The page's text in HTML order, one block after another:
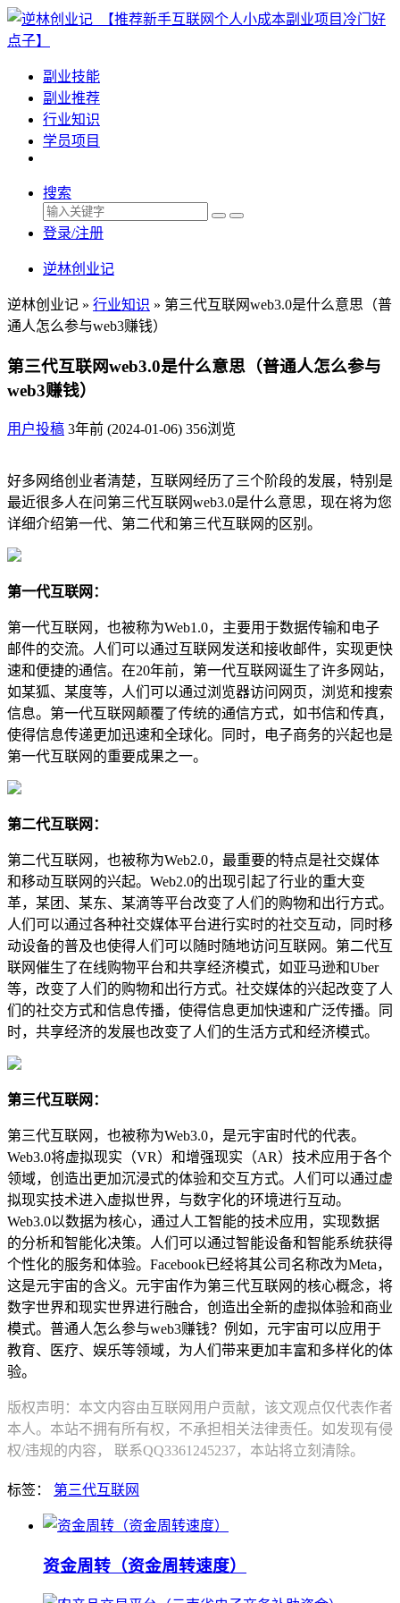
副业技能
副业推荐
行业知识
学员项目
搜索
登录/注册
逆林创业记
逆林创业记 » 行业知识 » 第三代互联网web3.0是什么意思（普
通人怎么参与web3赚钱）
第三代互联网web3.0是什么意思（普通人怎么参与
web3赚钱）
用户投稿 3年前 (2024-01-06) 356浏览
好多网络创业者清楚，互联网经历了三个阶段的发展，特别是
最近很多人在问第三代互联网web3.0是什么意思，现在将为您
详细介绍第一代、第二代和第三代互联网的区别。
第一代互联网：
第一代互联网，也被称为Web1.0，主要用于数据传输和电子
邮件的交流。人们可以通过互联网发送和接收邮件，实现更快
速和便捷的通信。在20年前，第一代互联网诞生了许多网站，
如某狐、某度等，人们可以通过浏览器访问网页，浏览和搜索
信息。第一代互联网颠覆了传统的通信方式，如书信和传真，
使得信息传递更加迅速和全球化。同时，电子商务的兴起也是
第一代互联网的重要成果之一。
第二代互联网：
第二代互联网，也被称为Web2.0，最重要的特点是社交媒体
和移动互联网的兴起。Web2.0的出现引起了行业的重大变
革，某团、某东、某滴等平台改变了人们的购物和出行方式。
人们可以通过各种社交媒体平台进行实时的社交互动，同时移
动设备的普及也使得人们可以随时随地访问互联网。第二代互
联网催生了在线购物平台和共享经济模式，如亚马逊和Uber
等，改变了人们的购物和出行方式。社交媒体的兴起改变了人
们的社交方式和信息传播，使得信息更加快速和广泛传播。同
时，共享经济的发展也改变了人们的生活方式和经济模式。
第三代互联网：
第三代互联网，也被称为Web3.0，是元宇宙时代的代表。
Web3.0将虚拟现实（VR）和增强现实（AR）技术应用于各个
领域，创造出更加沉浸式的体验和交互方式。人们可以通过虚
拟现实技术进入虚拟世界，与数字化的环境进行互动。
Web3.0以数据为核心，通过人工智能的技术应用，实现数据
的分析和智能化决策。人们可以通过智能设备和智能系统获得
个性化的服务和体验。Facebook已经将其公司名称改为Meta，
这是元宇宙的含义。元宇宙作为第三代互联网的核心概念，将
数字世界和现实世界进行融合，创造出全新的虚拟体验和商业
模式。普通人怎么参与web3赚钱？例如，元宇宙可以应用于
教育、医疗、娱乐等领域，为人们带来更加丰富和多样化的体
验。
版权声明：本文内容由互联网用户贡献，该文观点仅代表作者
本人。本站不拥有所有权，不承担相关法律责任。如发现有侵
权/违规的内容， 联系QQ3361245237，本站将立刻清除。
标签： 第三代互联网
资金周转（资金周转速度）